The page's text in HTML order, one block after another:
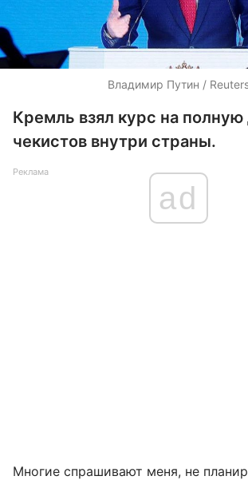
Владимир Путин /
Кремль взял курс на полную
чекистов внутри страны.
Реклама
ad
Многие спрашивают меня, не